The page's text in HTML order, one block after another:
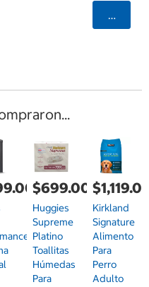
$699.00
Huggies
Supreme
Platino
Toallitas
Húmedas
Para
Kirkland
Signature
Alimento
Para
Perro
Adulto